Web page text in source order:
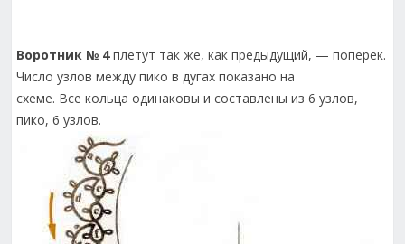
Воротник № 4плетут так же, как предыдущий, — поперек.
Число узлов между пико в дугах показано на
схеме. Все кольца одинаковы и составлены из 6 узлов,
пико, 6 узлов.